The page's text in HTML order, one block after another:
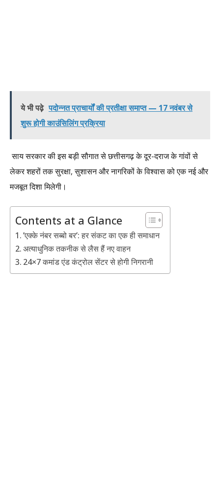
ये भी पढ़े पदोन्नत प्राचार्यों की प्रतीक्षा समाप्त — 17 नवंबर से
शुरू होगी काउंसिलिंग प्रक्रिया
साय सरकार की इस बड़ी सौगात से छत्तीसगढ़ के दूर-दराज के गांवों से
लेकर शहरों तक सुरक्षा, सुशासन और नागरिकों के विश्वास को एक नई और
मजबूत दिशा मिलेगी।
Contents at a Glance
​’एक्के नंबर सब्बो बर’: हर संकट का एक ही समाधान
​अत्याधुनिक तकनीक से लैस हैं नए वाहन
​24×7 कमांड एंड कंट्रोल सेंटर से होगी निगरानी